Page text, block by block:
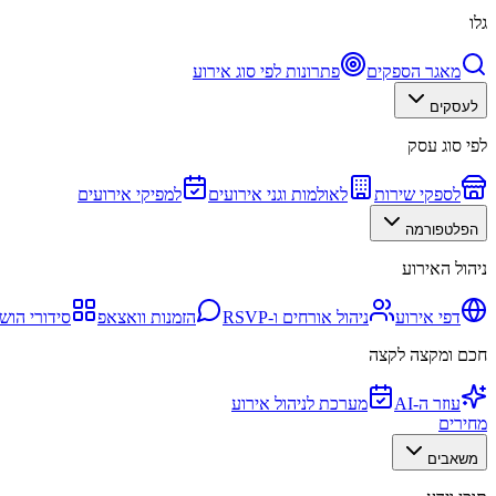
גלו
מאגר הספקים פתרונות לפי סוג אירוע
לעסקים
לפי סוג עסק
לספקי שירות לאולמות וגני אירועים למפיקי אירועים
הפלטפורמה
ניהול האירוע
דפי אירוע ניהול אורחים ו-RSVP הזמנות וואצאפ סידורי
חכם ומקצה לקצה
עוזר ה-AI
מערכת לניהול אירוע
מחירים
משאבים